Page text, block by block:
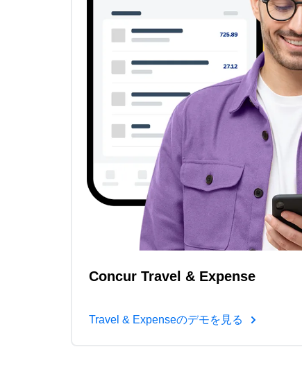
Concur Travel & Expense
Travel & Expenseのデモを見る